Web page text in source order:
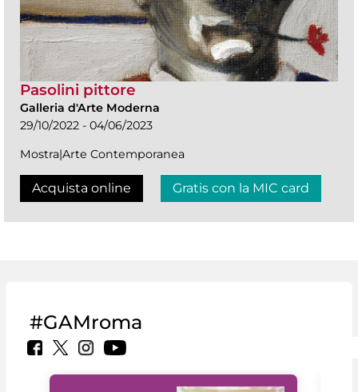
Pasolini pittore
Galleria d'Arte Moderna
29/10/2022 - 04/06/2023
Mostra|Arte Contemporanea
Acquista online Gratis con la MIC card
#GAMroma